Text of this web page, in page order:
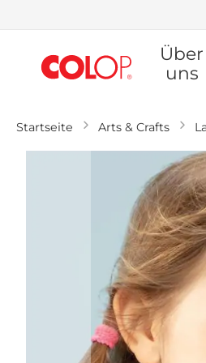
springen
Über
uns
Startseite Arts & Crafts